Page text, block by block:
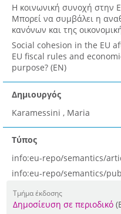
Η κοινωνική συνοχή στην
Μπορεί να συμβάλει η
κανόνων και της
Social cohesion in the EU
EU fiscal rules and
purpose? (EN)
Δημιουργός
Karamessini , Maria
Τύπος
info:eu-repo/semantics/
info:eu-repo/semantics/
Τμήμα έκδοσης
Δημοσίευση σε περιοδικό